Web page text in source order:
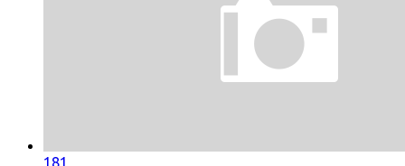
181